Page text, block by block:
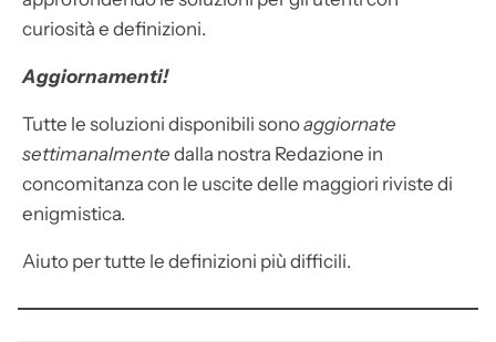
curiosità e definizioni.
Aggiornamenti!
Tutte le soluzioni disponibili sonoaggiornate
settimanalmente dalla nostra Redazione in
concomitanza con le uscite delle maggiori riviste di
enigmistica.
Aiuto per tutte le definizioni più difficili.